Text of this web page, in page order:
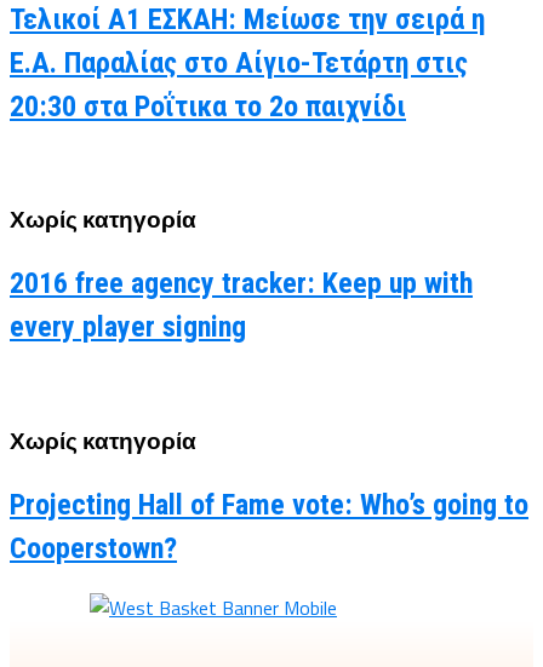
Τελικοί Α1 ΕΣΚΑΗ: Μείωσε την σειρά η
Ε.Α. Παραλίας στο Αίγιο-Τετάρτη στις
20:30 στα Ροΐτικα το 2ο παιχνίδι
Χωρίς κατηγορία
2016 free agency tracker: Keep up with
every player signing
Χωρίς κατηγορία
Projecting Hall of Fame vote: Who’s going to
Cooperstown?